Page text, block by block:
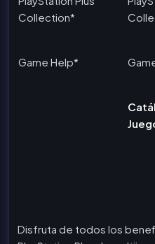
Collection*
Game Help*
Disfruta de todos los